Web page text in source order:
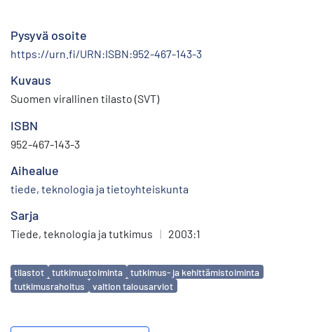
Pysyvä osoite
https://urn.fi/URN:ISBN:952-467-143-3
Kuvaus
Suomen virallinen tilasto (SVT)
ISBN
952-467-143-3
Aihealue
tiede, teknologia ja tietoyhteiskunta
Sarja
Tiede, teknologia ja tutkimus | 2003:1
Avainsanat
tilastot tutkimustoiminta
tutkimus- ja kehittämistoiminta
tutkimusrahoitus
valtion talousarviot